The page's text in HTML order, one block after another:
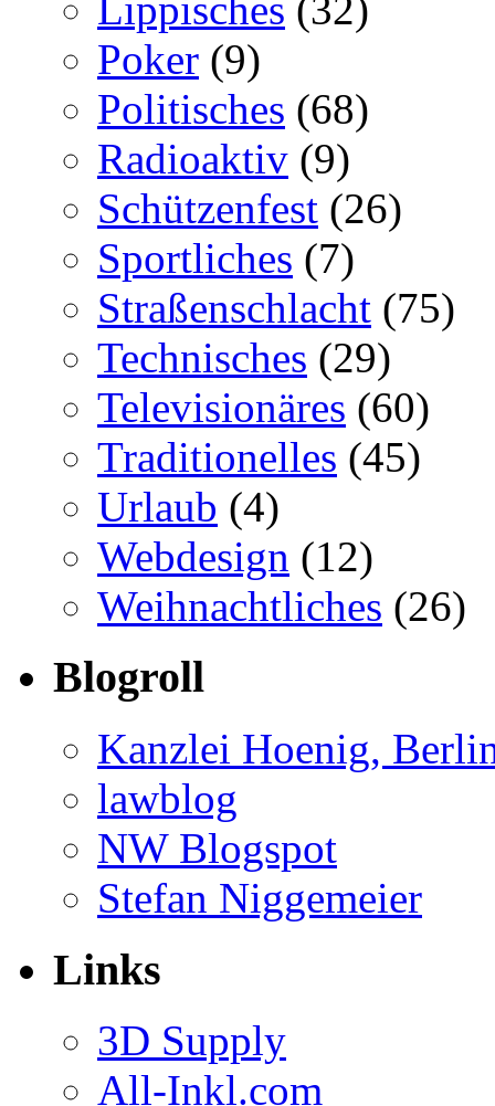
Poker (9)
Politisches (68)
Radioaktiv (9)
Schützenfest (26)
Sportliches (7)
Straßenschlacht (75)
Technisches (29)
Televisionäres (60)
Traditionelles (45)
Urlaub (4)
Webdesign (12)
Weihnachtliches (26)
Blogroll
Kanzlei Hoenig,
lawblog
NW Blogspot
Stefan Niggemeier
Links
3D Supply
All-Inkl.com